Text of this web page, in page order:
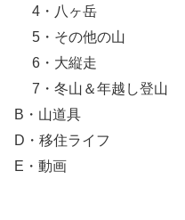
4・八ヶ岳
5・その他の山
6・大縦走
7・冬山＆年越し登山
B・山道具
D・移住ライフ
E・動画